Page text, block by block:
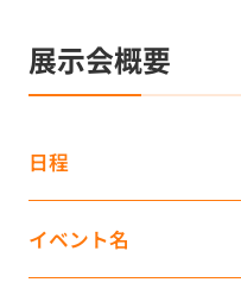
展示会概要
日程
イベント名